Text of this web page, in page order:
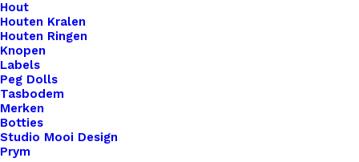
Hout
Houten Kralen
Houten Ringen
Knopen
Labels
Peg Dolls
Tasbodem
Merken
Botties
Studio Mooi Design
Prym